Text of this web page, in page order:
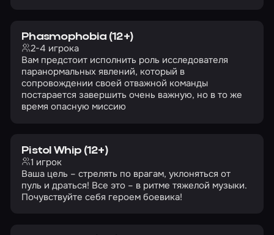
Phasmophobia (12+)
2-4 игрока
Вам предстоит исполнить роль исследователя
паранормальных явлений, который в
сопровождении своей отважной команды
постарается завершить очень важную, но в то же
время опасную миссию
Pistol Whip (12+)
1 игрок
Ваша цель – стрелять по врагам, уклоняться от
пуль и драться! Все это – в ритме тяжелой музыки.
Почувствуйте себя героем боевика!